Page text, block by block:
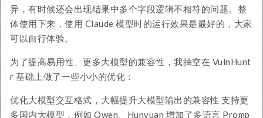
异，有时候还会出现结果中多个字段逻辑不相符的问题。整
体使用下来，使用 Claude 模型时的运行效果是最好的，大家
可以自行体验。
为了提高易用性、更多大模型的兼容性，我抽空在 VulnHunt
r 基础上做了一些小小的优化：
优化大模型交互格式，大幅提升大模型输出的兼容性 支持更
多国内大模型，例如 Qwen、Hunyuan 增加了多语言 Promp